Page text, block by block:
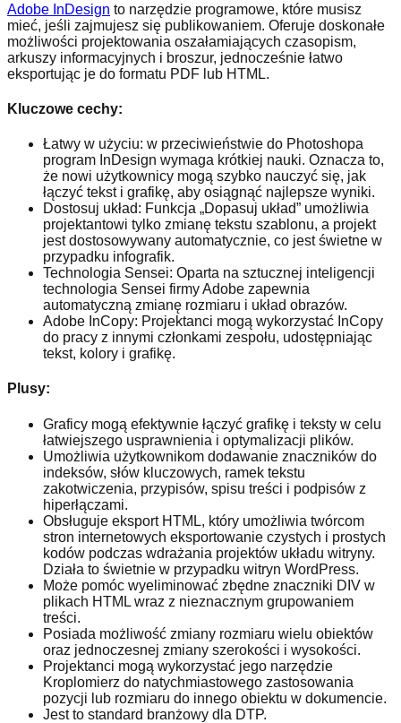
Adobe InDesign to narzędzie programowe, które musisz
mieć, jeśli zajmujesz się publikowaniem. Oferuje doskonałe
możliwości projektowania oszałamiających czasopism,
arkuszy informacyjnych i broszur, jednocześnie łatwo
eksportując je do formatu PDF lub HTML.
Kluczowe cechy:
Łatwy w użyciu: w przeciwieństwie do Photoshopa
program InDesign wymaga krótkiej nauki. Oznacza to,
że nowi użytkownicy mogą szybko nauczyć się, jak
łączyć tekst i grafikę, aby osiągnąć najlepsze wyniki.
Dostosuj układ: Funkcja „Dopasuj układ” umożliwia
projektantowi tylko zmianę tekstu szablonu, a projekt
jest dostosowywany automatycznie, co jest świetne w
przypadku infografik.
Technologia Sensei: Oparta na sztucznej inteligencji
technologia Sensei firmy Adobe zapewnia
automatyczną zmianę rozmiaru i układ obrazów.
Adobe InCopy: Projektanci mogą wykorzystać InCopy
do pracy z innymi członkami zespołu, udostępniając
tekst, kolory i grafikę.
Plusy:
Graficy mogą efektywnie łączyć grafikę i teksty w celu
łatwiejszego usprawnienia i optymalizacji plików.
Umożliwia użytkownikom dodawanie znaczników do
indeksów, słów kluczowych, ramek tekstu
zakotwiczenia, przypisów, spisu treści i podpisów z
hiperłączami.
Obsługuje eksport HTML, który umożliwia twórcom
stron internetowych eksportowanie czystych i prostych
kodów podczas wdrażania projektów układu witryny.
Działa to świetnie w przypadku witryn WordPress.
Może pomóc wyeliminować zbędne znaczniki DIV w
plikach HTML wraz z nieznacznym grupowaniem
treści.
Posiada możliwość zmiany rozmiaru wielu obiektów
oraz jednoczesnej zmiany szerokości i wysokości.
Projektanci mogą wykorzystać jego narzędzie
Kroplomierz do natychmiastowego zastosowania
pozycji lub rozmiaru do innego obiektu w dokumencie.
Jest to standard branżowy dla DTP.